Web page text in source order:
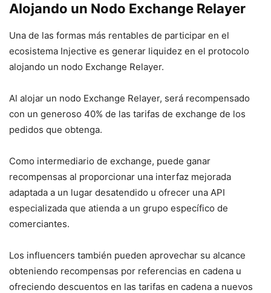
Alojando un Nodo Exchange Relayer
Una de las formas más rentables de participar en el
ecosistema Injective es generar liquidez en el protocolo
alojando un nodo Exchange Relayer.
Al alojar un nodo Exchange Relayer, será recompensado
con un generoso 40% de las tarifas de exchange de los
pedidos que obtenga.
Como intermediario de exchange, puede ganar
recompensas al proporcionar una interfaz mejorada
adaptada a un lugar desatendido u ofrecer una API
especializada que atienda a un grupo específico de
comerciantes.
Los influencers también pueden aprovechar su alcance
obteniendo recompensas por referencias en cadena u
ofreciendo descuentos en las tarifas en cadena a nuevos